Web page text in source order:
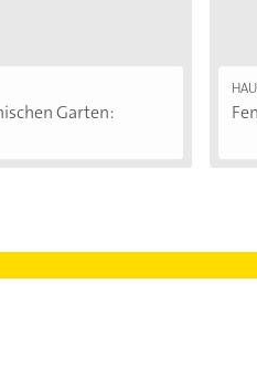
Garten: